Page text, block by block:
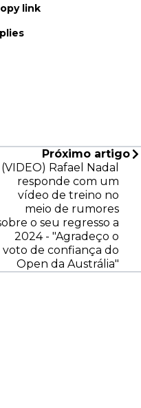
link
Próximo artigo
(VIDEO) Rafael Nadal
responde com um
vídeo de treino no
meio de rumores
o seu regresso a
2024 - "Agradeço o
voto de confiança do
Open da Austrália"